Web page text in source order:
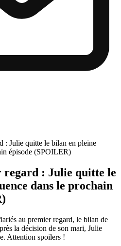
: Julie quitte le bilan en pleine
épisode (SPOILER)
: Julie quitte le
dans le prochain
au premier regard, le bilan de
la décision de son mari, Julie
Attention spoilers !